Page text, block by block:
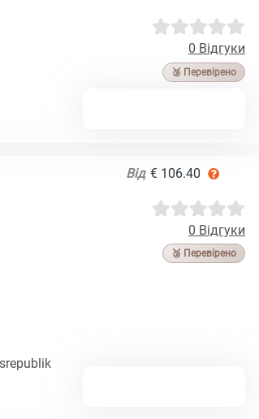
0 Відгуки
🥉 Перевірено
Від € 106.40
0 Відгуки
🥉 Перевірено